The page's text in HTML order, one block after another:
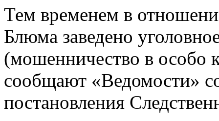
Тем временем в
Блюма заведено
(мошенничество в особо
сообщают «Ведомости»
постановления